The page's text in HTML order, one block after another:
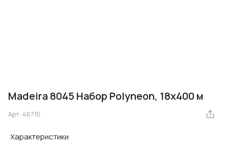
Madeira 8045 Набор Polyneon, 18х400 м
Арт. 46715
Характеристики